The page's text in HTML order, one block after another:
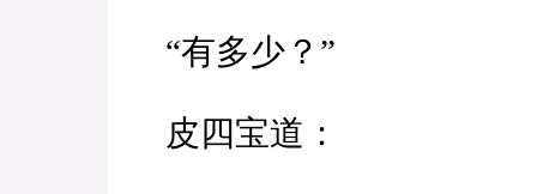
“有多少？”
皮四宝道：